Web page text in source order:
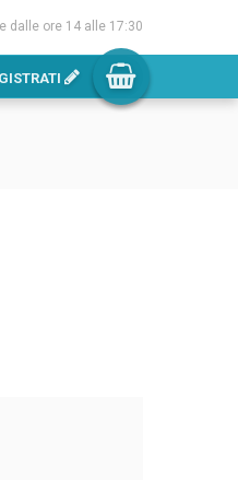
dalle ore 14 alle 17:30